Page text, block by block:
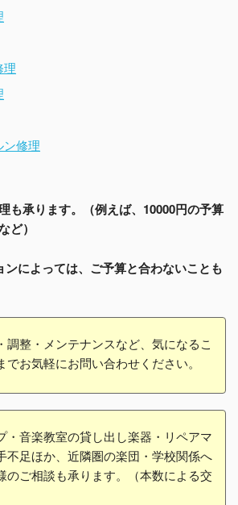
理
ン修理
も承ります。（例えば、10000円の予算
ど）
によっては、ご予算と合わないことも
調整・メンテナンスなど、気になるこ
でお気軽にお問い合わせください。
・音楽教室の貸し出し楽器・リペアマ
不足ほか、近隣圏の楽団・学校関係へ
のご相談も承ります。（本数による交